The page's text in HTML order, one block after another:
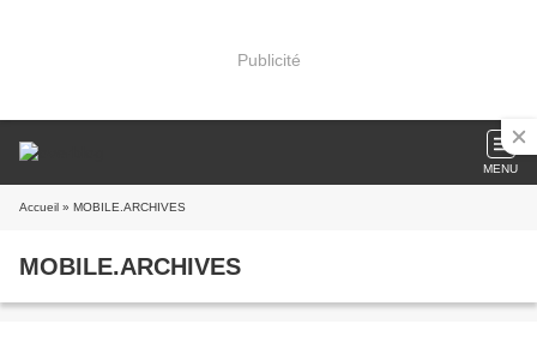
Publicité
MENU
Accueil » MOBILE.ARCHIVES
MOBILE.ARCHIVES